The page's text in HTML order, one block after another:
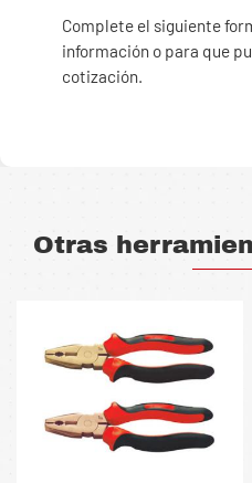
Complete el siguiente
información o para que
cotización.
Otras